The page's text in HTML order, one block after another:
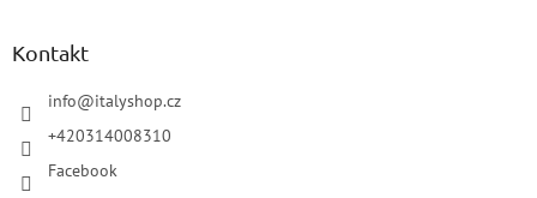
Kontakt
info@italyshop.cz
+420314008310
Facebook